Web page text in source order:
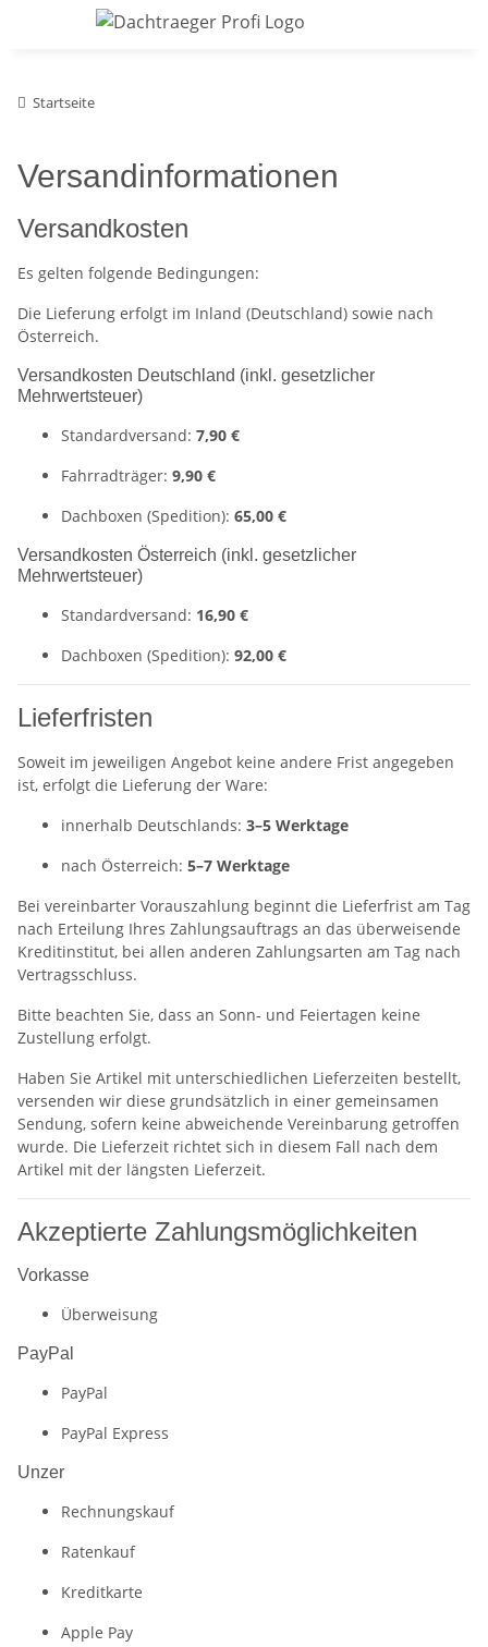
Startseite
Versandinformationen
Versandkosten
Es gelten folgende Bedingungen:
Die Lieferung erfolgt im Inland (Deutschland) sowie nach
Österreich.
Versandkosten Deutschland (inkl. gesetzlicher
Mehrwertsteuer)
Standardversand: 7,90 €
Fahrradträger: 9,90 €
Dachboxen (Spedition): 65,00 €
Versandkosten Österreich (inkl. gesetzlicher
Mehrwertsteuer)
Standardversand: 16,90 €
Dachboxen (Spedition): 92,00 €
Lieferfristen
Soweit im jeweiligen Angebot keine andere Frist angegeben
ist, erfolgt die Lieferung der Ware:
innerhalb Deutschlands: 3–5 Werktage
nach Österreich: 5–7 Werktage
Bei vereinbarter Vorauszahlung beginnt die Lieferfrist am Tag
nach Erteilung Ihres Zahlungsauftrags an das überweisende
Kreditinstitut, bei allen anderen Zahlungsarten am Tag nach
Vertragsschluss.
Bitte beachten Sie, dass an Sonn- und Feiertagen keine
Zustellung erfolgt.
Haben Sie Artikel mit unterschiedlichen Lieferzeiten bestellt,
versenden wir diese grundsätzlich in einer gemeinsamen
Sendung, sofern keine abweichende Vereinbarung getroffen
wurde. Die Lieferzeit richtet sich in diesem Fall nach dem
Artikel mit der längsten Lieferzeit.
Akzeptierte Zahlungsmöglichkeiten
Vorkasse
Überweisung
PayPal
PayPal
PayPal Express
Unzer
Rechnungskauf
Ratenkauf
Kreditkarte
Apple Pay